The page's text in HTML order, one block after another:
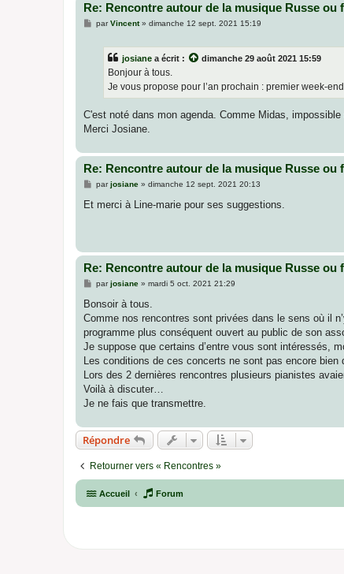
Re: Rencontre autour de la musique Russe ou
MparVincent» dimanche 12 sept. 2021 15:19
josiane a écrit : dimanche 29 août 2021 15:59
Bonjour à tous.
Je vous propose pour l’an prochain : premier week-
C'est noté dans mon agenda. Comme Midas,
Merci Josiane.
Re: Rencontre autour de la musique Russe ou
M
s
parjosiane» dimanche 12 sept. 2021 20:13
Et merci à Line-marie pour ses suggestions.
Re: Rencontre autour de la musique Russe ou
M
s
a
g
parjosiane» mardi 5 oct. 2021 21:29
Bonsoir à tous.
Comme nos rencontres sont privées dans le sens où il
programme plus conséquent ouvert au public de son
Je suppose que certains d’entre vous sont intéressés,
Les conditions de ces concerts ne sont pas encore
Lors des 2 dernières rencontres plusieurs pianistes
Voilà à discuter…
Je ne fais que transmettre.
Répondre
Retourner vers « Rencontres »
Accueil Forum